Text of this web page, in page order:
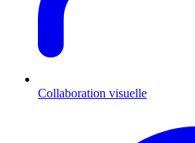
Collaboration visuelle